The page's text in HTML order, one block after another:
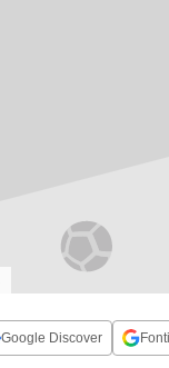
Google Discover